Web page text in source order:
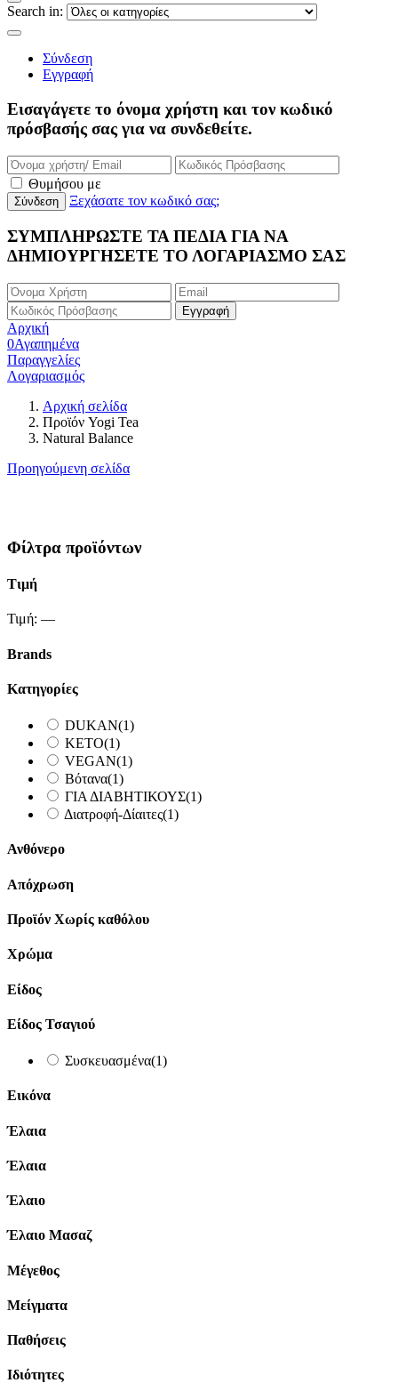
Search in:
Σύνδεση
Εγγραφή
Εισαγάγετε το όνομα χρήστη και τον κωδικό
πρόσβασής σας για να συνδεθείτε.
Θυμήσου με
Ξεχάσατε τον κωδικό σας;
ΣΥΜΠΛΗΡΩΣΤΕ ΤΑ ΠΕΔΙΑ ΓΙΑ ΝΑ
ΔΗΜΙΟΥΡΓΗΣΕΤΕ ΤΟ ΛΟΓΑΡΙΑΣΜΟ ΣΑΣ
Αρχική
0Αγαπημένα
Παραγγελίες
Λογαριασμός
Αρχική σελίδα
Προϊόν Yogi Tea
Natural Balance
Προηγούμενη σελίδα
Φίλτρα προϊόντων
Τιμή
Τιμή: —
Brands
Κατηγορίες
DUKAN(1)
KETO(1)
VEGAN(1)
Βότανα(1)
ΓΙΑ ΔΙΑΒΗΤΙΚΟΥΣ(1)
Διατροφή-Δίαιτες(1)
Ανθόνερο
Απόχρωση
Προϊόν Χωρίς καθόλου
Χρώμα
Είδος
Είδος Τσαγιού
Συσκευασμένα(1)
Εικόνα
Έλαια
Έλαια
Έλαιο
Έλαιο Μασαζ
Μέγεθος
Μείγματα
Παθήσεις
Ιδιότητες